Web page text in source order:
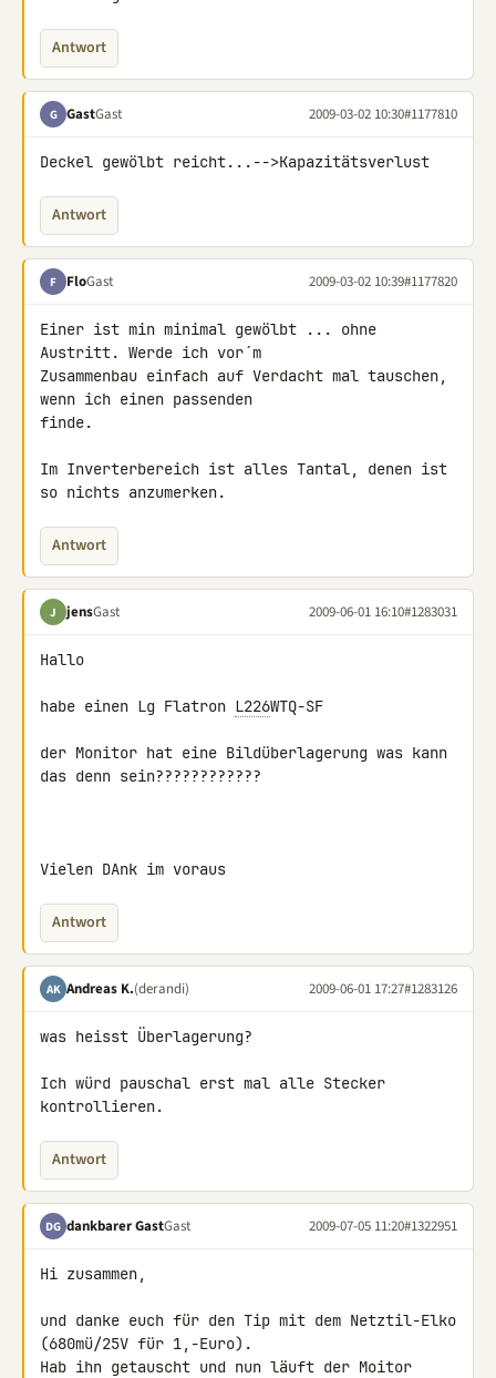
Antwort
G GastGast 2009-03-02 10:30#1177810
Deckel gewölbt reicht...-->Kapazitätsverlust
Antwort
F FloGast 2009-03-02 10:39#1177820
Einer ist min minimal gewölbt ... ohne
Austritt. Werde ich vor´m
Zusammenbau einfach auf Verdacht mal tauschen,
wenn ich einen passenden
finde.
Im Inverterbereich ist alles Tantal, denen ist
so nichts anzumerken.
Antwort
J jensGast 2009-06-01 16:10#1283031
Hallo
habe einen Lg Flatron L226WTQ-SF
der Monitor hat eine Bildüberlagerung was kann
das denn sein????????????
Vielen DAnk im voraus
Antwort
AK Andreas K.(derandi) 2009-06-01 17:27#1283126
was heisst Überlagerung?
Ich würd pauschal erst mal alle Stecker
kontrollieren.
Antwort
DG dankbarer GastGast 2009-07-05 11:20#1322951
Hi zusammen,
und danke euch für den Tip mit dem Netztil-Elko
(680mü/25V für 1,-Euro).
Hab ihn getauscht und nun läuft der Moitor